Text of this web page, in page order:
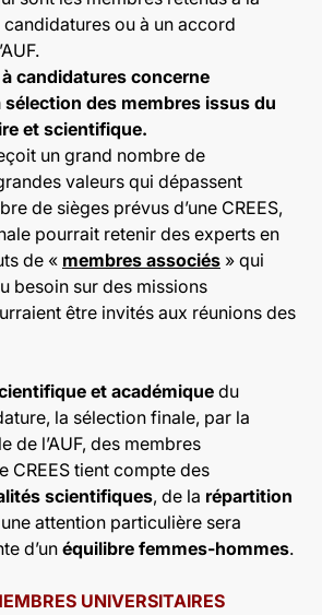
candidatures ou à un accord
candidatures concerne
des membres issus du
et scientifique.
un grand nombre de
valeurs qui dépassent
de sièges prévus d’une CREES,
pourrait retenir des experts en
de « membres associés » qui
besoin sur des missions
être invités aux réunions des
et académique du
la sélection finale, par la
de l’AUF, des membres
CREES tient compte des
scientifiques, de la répartition
attention particulière sera
d’un équilibre femmes-hommes.
UNIVERSITAIRES